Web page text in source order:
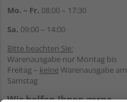
Mo. – Fr. 08:00 – 17:30
Sa. 09:00 – 14:00
Bitte beachten Sie:
Warenausgabe nur Montag bis
Freitag – keineWarenausgabe am
Samstag
Wir helfen Ihnen gerne